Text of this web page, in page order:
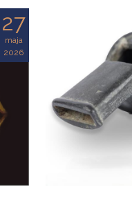
27
maja
2026